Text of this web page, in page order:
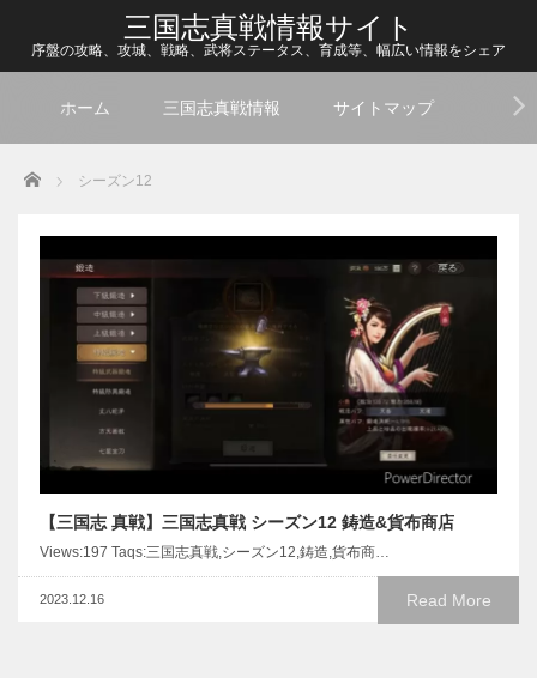
三国志真戦情報サイト
序盤の攻略、攻城、戦略、武将ステータス、育成等、幅広い情報をシェア
ホーム 三国志真戦情報 サイトマップ
Home シーズン12
【三国志 真戦】三国志真戦 シーズン12 鋳造&貨布商店
Views:197 Taqs:三国志真戦,シーズン12,鋳造,貨布商…
Read More
2023.12.16